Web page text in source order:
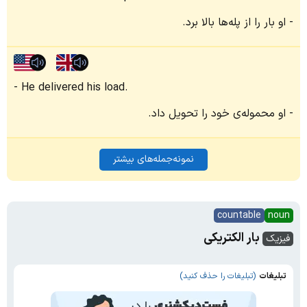
او بار را از پله‌ها بالا برد.
He delivered his load.
او محموله‌ی خود را تحویل داد.
نمونه‌جمله‌های بیشتر
noun
countable
فیزیک بار الکتریکی
تبلیغات (تبلیغات را حذف کنید)